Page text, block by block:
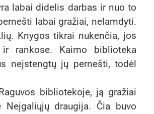
labai didelis darbas ir nuo to
labai gražiai, nelamdyti.
Knygos tikrai nukenčia, jos
rankose. Kaimo biblioteka
neįstengtų jų pernešti, todėl
bibliotekoje, ją gražiai
Neįgaliųjų draugija. Čia buvo